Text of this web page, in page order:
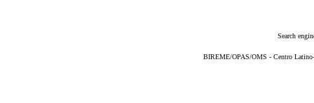
Search
BIREME/OPAS/OMS - Centro Latino-